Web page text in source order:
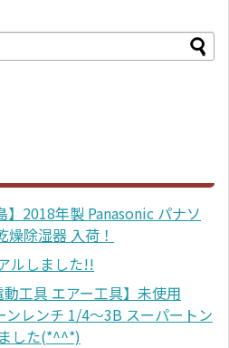
】2018年製 Panasonic パナソ
燥除湿器 入荷！
ルしました!!
動工具 エアー工具】未使用
ンレンチ 1/4～3B スーパートン
した(*^^*)